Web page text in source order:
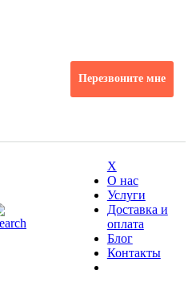
Перезвоните мне
X
О нас
Услуги
Доставка и
оплата
Блог
Контакты